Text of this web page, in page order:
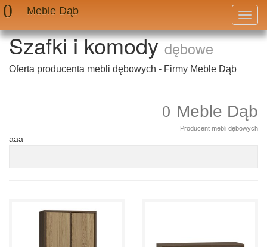
Meble Dąb
Szafki i komodydębowe
Oferta producenta mebli dębowych - Firmy Meble Dąb
Meble Dąb
Producent mebli dębowych
aaa